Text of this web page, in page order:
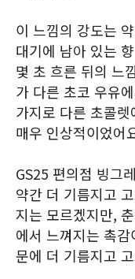
이 느낌의 강도는
대기에 남아 있는
몇 초 흐른 뒤의 느
가 다른 초코 우유
가지로 다른 초콜
매우 인상적이었어
GS25 편의점 빙그
약간 더 기름지고
지는 모르겠지만,
에서 느껴지는 촉
문에 더 기름지고